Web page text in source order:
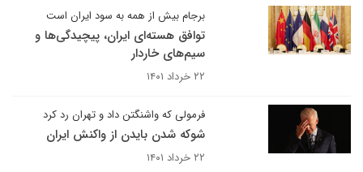
برجام بیش از همه به سود ایران است
توافق هسته‌ای ایران، پیچیدگی‌ها و
سیم‌های خاردار
۲۲ خرداد ۱۴۰۱
فرمولی که واشنگتن داد و تهران رد کرد
شوکه شدن بایدن از واکنش ایران
۲۲ خرداد ۱۴۰۱